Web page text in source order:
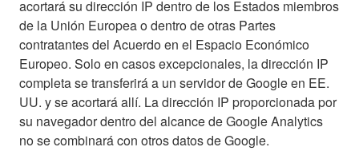
acortará su dirección IP dentro de los Estados miembros
de la Unión Europea o dentro de otras Partes
contratantes del Acuerdo en el Espacio Económico
Europeo. Solo en casos excepcionales, la dirección IP
completa se transferirá a un servidor de Google en EE.
UU. y se acortará allí. La dirección IP proporcionada por
su navegador dentro del alcance de Google Analytics
no se combinará con otros datos de Google.